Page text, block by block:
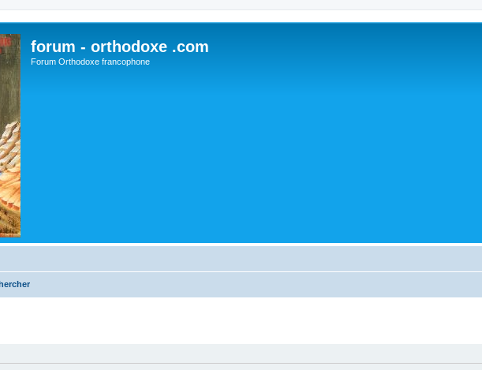
forum - orthodoxe .com
Forum Orthodoxe francophone